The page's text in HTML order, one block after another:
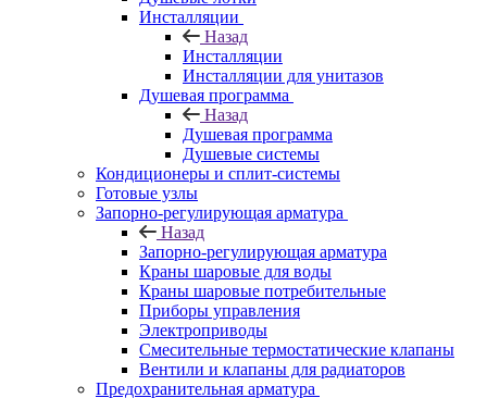
Инсталляции
Назад
Инсталляции
Инсталляции для унитазов
Душевая программа
Назад
Душевая программа
Душевые системы
Кондиционеры и сплит-системы
Готовые узлы
Запорно-регулирующая арматура
Назад
Запорно-регулирующая арматура
Краны шаровые для воды
Краны шаровые потребительные
Приборы управления
Электроприводы
Смесительные термостатические клапаны
Вентили и клапаны для радиаторов
Предохранительная арматура